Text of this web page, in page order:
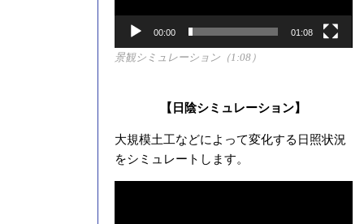
00:00 01:08
景観シミュレーション（1:08）
【日陰シミュレーション】
大規模土工などによって変化する日照状況
をシミュレートします。